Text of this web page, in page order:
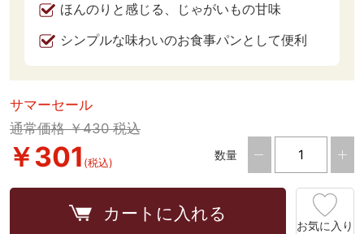
ほんのりと感じる、じゃがいもの甘味
シンプルな味わいのお食事パンとして便利
サマーセール
通常価格 ￥430 税込
￥301 (税込)
数量
カートに入れる
お気に入り